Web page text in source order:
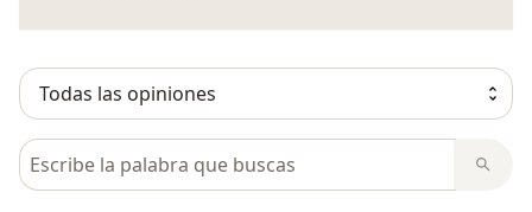
Busca en opiniones